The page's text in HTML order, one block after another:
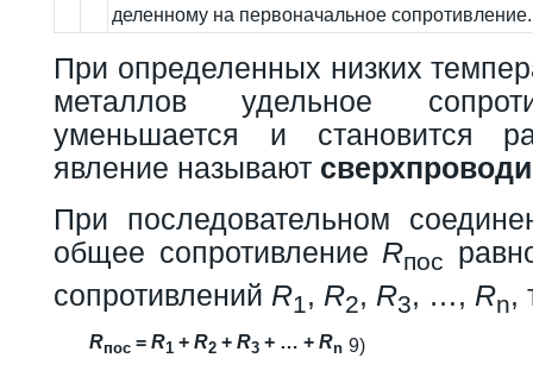
деленному на первоначальное сопротивление.
При определенных низких
металлов удельное
уменьшается и становится
явление называют
При последовательном
общее сопротивление Rпос
сопротивлений R1, R2, R3, …, Rn,
Rпос = R1 + R2 + R3 + … + Rn 9)